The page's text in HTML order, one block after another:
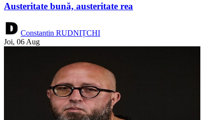
Austeritate bună, austeritate rea
Constantin RUDNIȚCHI
Joi, 06 Aug